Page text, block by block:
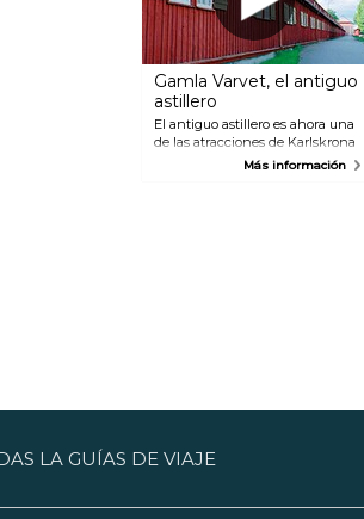
Gamla Varvet, el antiguo
astillero
El antiguo astillero es ahora una
de las atracciones de Karlskrona
y la base del estatus de
Lindholmen por vía marítima, le
se puede visitar Lindholmen en
Más información
LA GUÍAS DE VIAJE